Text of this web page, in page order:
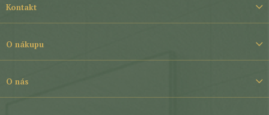
í
Kontakt
O nákupu
O nás